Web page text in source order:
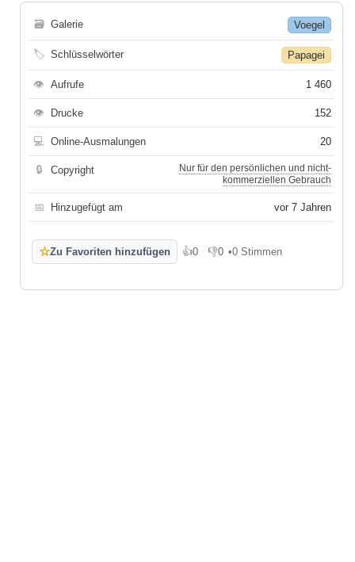
🗃 Galerie Voegel
🏷 Schlüsselwörter Papagei
👁 Aufrufe 1 460
👁 Drucke 152
💻 Online-Ausmalungen 20
🔒 Copyright
Nur für den persönlichen und nicht-
kommerziellen Gebrauch
📅 Hinzugefügt am vor 7 Jahren
☆Zu Favoriten hinzufügen 👍0
Gefällt mir
👎0
Gefällt mir nicht
•0 Stimmen